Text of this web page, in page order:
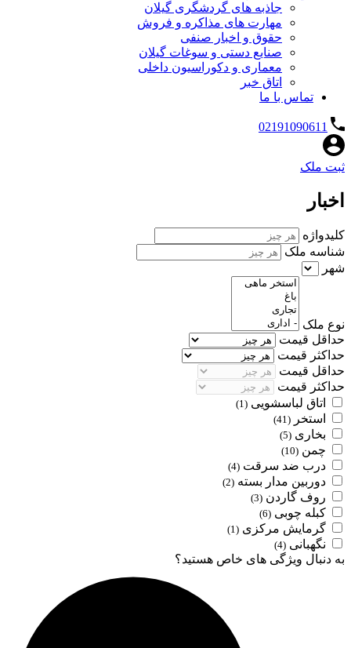
جاذبه های گردشگری گیلان
مهارت های مذاکره و فروش
حقوق و اخبار صنفی
صنایع دستی و سوغات گیلان
معماری و دکوراسیون داخلی
اتاق خبر
تماس با ما
02191090611
ثبت ملک
اخبار
کلیدواژه
شناسه ملک
شهر
نوع ملک
حداقل قیمت
حداکثر قیمت
حداقل قیمت
حداکثر قیمت
اتاق لباسشویی (1)
استخر (41)
بخاری (5)
چمن (10)
درب ضد سرقت (4)
دوربین مدار بسته (2)
روف گاردن (3)
کبله چوبی (6)
گرمایش مرکزی (1)
نگهبانی (4)
به دنبال ویژگی های خاص هستید؟